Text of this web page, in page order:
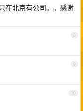
在北京有公司。。感谢
8
9
10